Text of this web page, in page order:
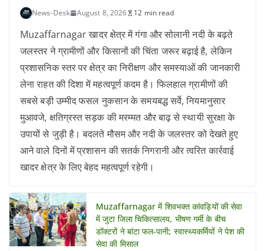
News-Desk August 8, 2026 12 min read
Muzaffarnagar खादर क्षेत्र में गंगा और सोलानी नदी के बढ़ते
जलस्तर ने ग्रामीणों और किसानों की चिंता जरूर बढ़ाई है, लेकिन
प्रशासनिक स्तर पर क्षेत्र का निरीक्षण और समस्याओं की जानकारी
लेना राहत की दिशा में महत्वपूर्ण कदम है। फिलहाल ग्रामीणों की
सबसे बड़ी उम्मीद फसल नुकसान के समयबद्ध सर्वे, नियमानुसार
मुआवजे, क्षतिग्रस्त सड़क की मरम्मत और बाढ़ से स्थायी सुरक्षा के
उपायों से जुड़ी है। बदलते मौसम और नदी के जलस्तर को देखते हुए
आने वाले दिनों में प्रशासन की सतर्क निगरानी और त्वरित कार्रवाई
खादर क्षेत्र के लिए बेहद महत्वपूर्ण रहेगी।
Muzaffarnagar में शिवभक्त कांवड़ियों की सेवा
में जुटा जिला चिकित्सालय, भीषण गर्मी के बीच
डॉक्टरों ने बांटा फल-पानी; स्वास्थ्यकर्मियों ने पेश की
सेवा की मिसाल